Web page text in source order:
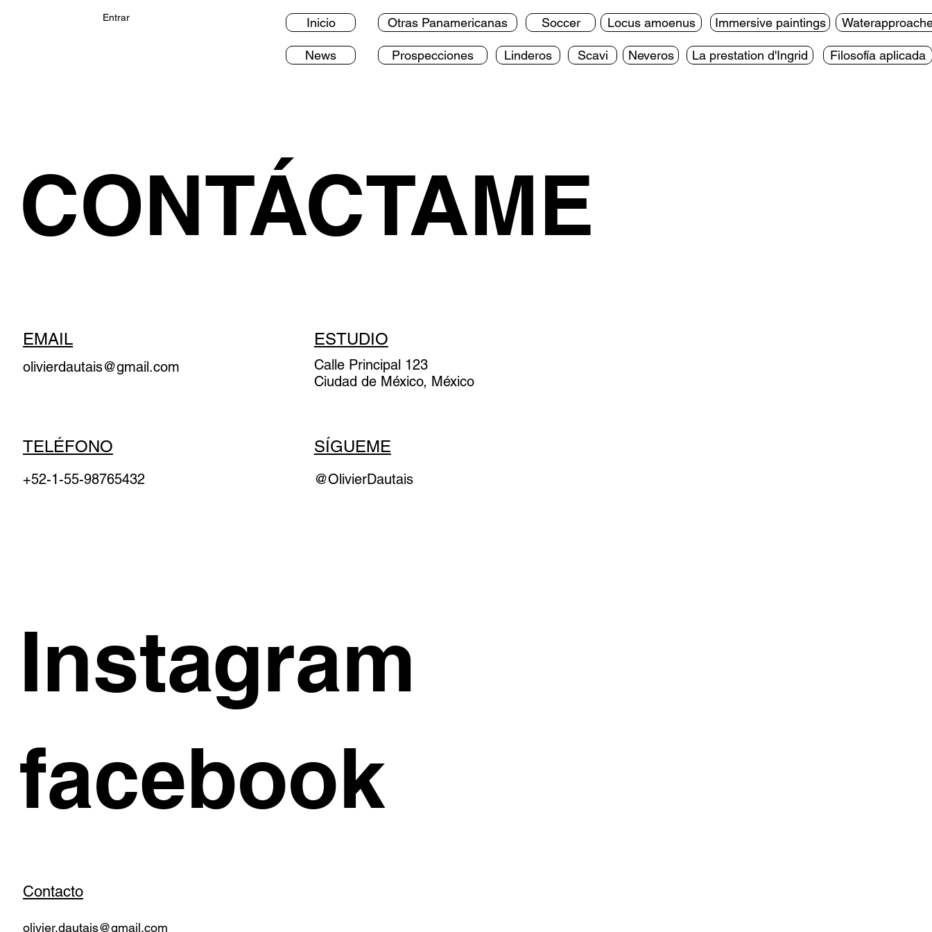
Entrar Inicio
News
Otras Panamericanas Soccer Locus amoenus Immersive paintings
Prospecciones Linderos Scavi Neveros La prestation d'Ingrid Filosofía aplicada
CONTÁCTAME
EMAIL
olivierdautais@gmail.com
ESTUDIO
Calle Principal 123
Ciudad de México, México
TELÉFONO
+52-1-55-98765432
SÍGUEME
@OlivierDautais
Instagram
facebook
Contacto
olivier.dautais@gmail.com